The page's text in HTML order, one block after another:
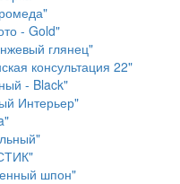
- Gold"
глянец"
консультация 22"
- Black"
Интерьер"
шпон"